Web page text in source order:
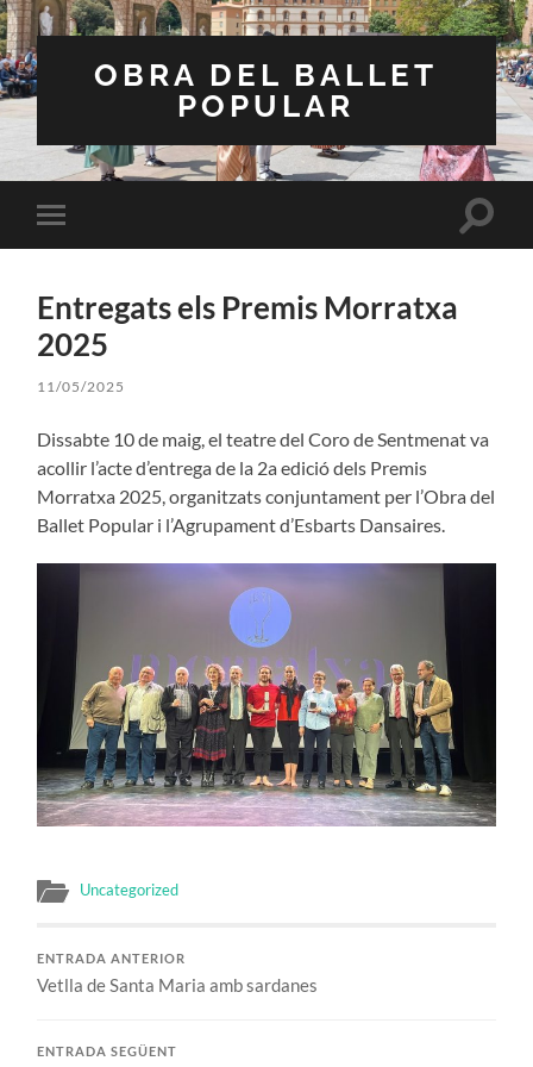
OBRA DEL BALLET
POPULAR
Toggle
mobile
Toggle
Entregats els Premis Morratxa
2025
11/05/2025
Dissabte 10 de maig, el teatre del Coro de Sentmenat va
acollir l’acte d’entrega de la 2a edició dels Premis
Morratxa 2025, organitzats conjuntament per l’Obra del
Ballet Popular i l’Agrupament d’Esbarts Dansaires.
Uncategorized
ENTRADA ANTERIOR
Vetlla de Santa Maria amb sardanes
ENTRADA SEGÜENT